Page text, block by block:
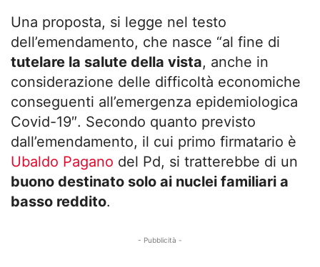
Una proposta, si legge nel testo
dell’emendamento, che nasce “al fine di
tutelare la salute della vista, anche in
considerazione delle difficoltà economiche
conseguenti all’emergenza epidemiologica
Covid-19″. Secondo quanto previsto
dall’emendamento, il cui primo firmatario è
Ubaldo Pagano del Pd, si tratterebbe di un
buono destinato solo ai nuclei familiari a
basso reddito.
- Pubblicità -